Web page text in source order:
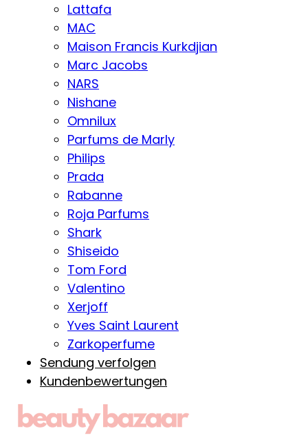
Lattafa
MAC
Maison Francis Kurkdjian
Marc Jacobs
NARS
Nishane
Omnilux
Parfums de Marly
Philips
Prada
Rabanne
Roja Parfums
Shark
Shiseido
Tom Ford
Valentino
Xerjoff
Yves Saint Laurent
Zarkoperfume
Sendung verfolgen
Kundenbewertungen